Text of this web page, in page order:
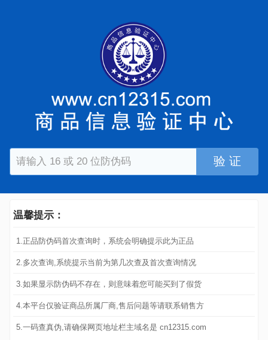
验 证
温馨提示：
1.正品防伪码首次查询时，系统会明确提示此为正品
2.多次查询,系统提示当前为第几次查及首次查询情况
3.如果显示防伪码不存在，则意味着您可能买到了假货
4.本平台仅验证商品所属厂商,售后问题等请联系销售方
5.一码查真伪,请确保网页地址栏主域名是 cn12315.com